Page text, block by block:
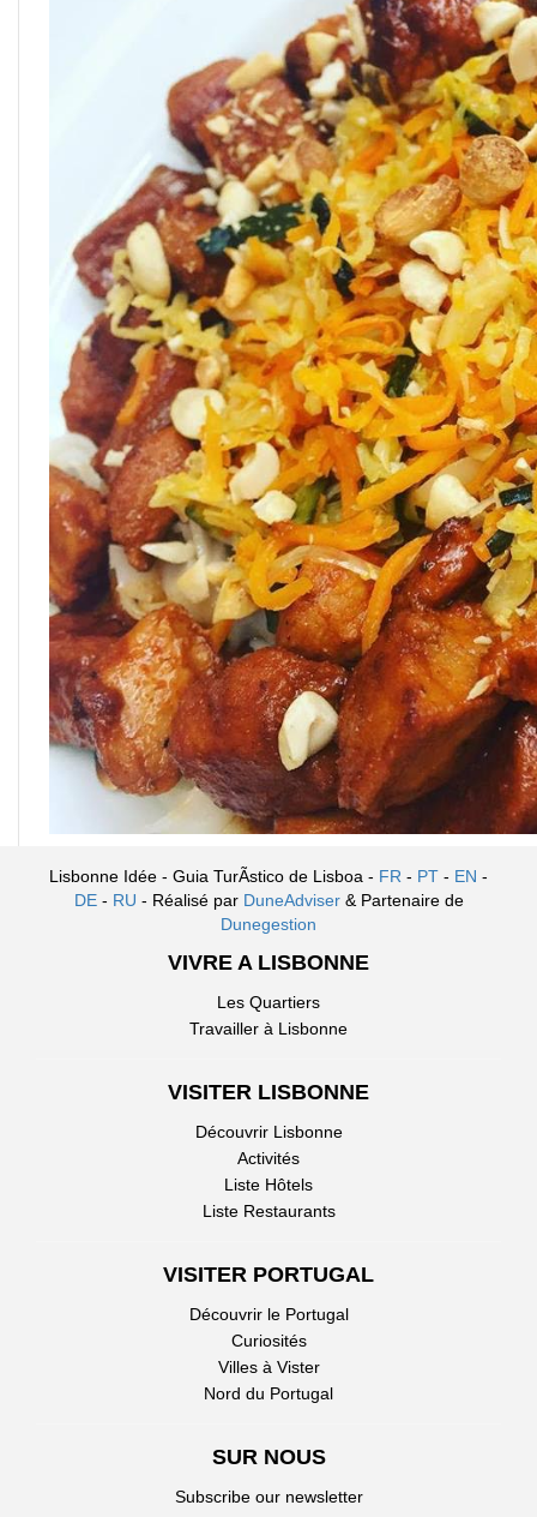
Lisbonne Idée - Guia TurÃ­stico de Lisboa - FR - PT - EN -
DE- RU - Réalisé par DuneAdviser & Partenaire de
Dunegestion
VIVRE A LISBONNE
Les Quartiers
Travailler à Lisbonne
VISITER LISBONNE
Découvrir Lisbonne
Activités
Liste Hôtels
Liste Restaurants
VISITER PORTUGAL
Découvrir le Portugal
Curiosités
Villes à Vister
Nord du Portugal
SUR NOUS
Subscribe our newsletter